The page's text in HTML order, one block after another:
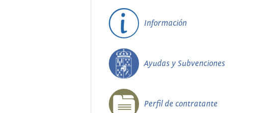
Información
Ayudas y Subvenciones
Perfil de contratante